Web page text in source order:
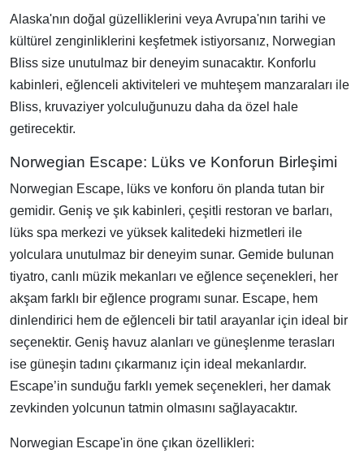
Alaska'nın doğal güzelliklerini veya Avrupa'nın tarihi ve
kültürel zenginliklerini keşfetmek istiyorsanız, Norwegian
Bliss size unutulmaz bir deneyim sunacaktır. Konforlu
kabinleri, eğlenceli aktiviteleri ve muhteşem manzaraları ile
Bliss, kruvaziyer yolculuğunuzu daha da özel hale
getirecektir.
Norwegian Escape: Lüks ve Konforun Birleşimi
Norwegian Escape, lüks ve konforu ön planda tutan bir
gemidir. Geniş ve şık kabinleri, çeşitli restoran ve barları,
lüks spa merkezi ve yüksek kalitedeki hizmetleri ile
yolculara unutulmaz bir deneyim sunar. Gemide bulunan
tiyatro, canlı müzik mekanları ve eğlence seçenekleri, her
akşam farklı bir eğlence programı sunar. Escape, hem
dinlendirici hem de eğlenceli bir tatil arayanlar için ideal bir
seçenektir. Geniş havuz alanları ve güneşlenme terasları
ise güneşin tadını çıkarmanız için ideal mekanlardır.
Escape’in sunduğu farklı yemek seçenekleri, her damak
zevkinden yolcunun tatmin olmasını sağlayacaktır.
Norwegian Escape'in öne çıkan özellikleri: